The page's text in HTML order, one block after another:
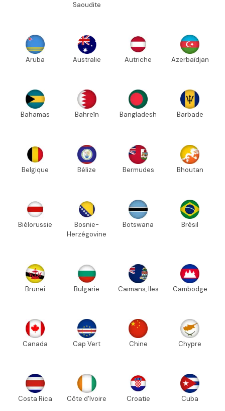
Saoudite
Aruba Australie Autriche Azerbaïdjan
Bahamas Bahreïn Bangladesh Barbade
Belgique Bélize Bermudes Bhoutan
Biélorussie
Bosnie-
Herzégovine
Botswana Brésil
Brunei Bulgarie Caïmans, Iles Cambodge
Canada Cap Vert Chine Chypre
Costa Rica Côte d'Ivoire Croatie Cuba